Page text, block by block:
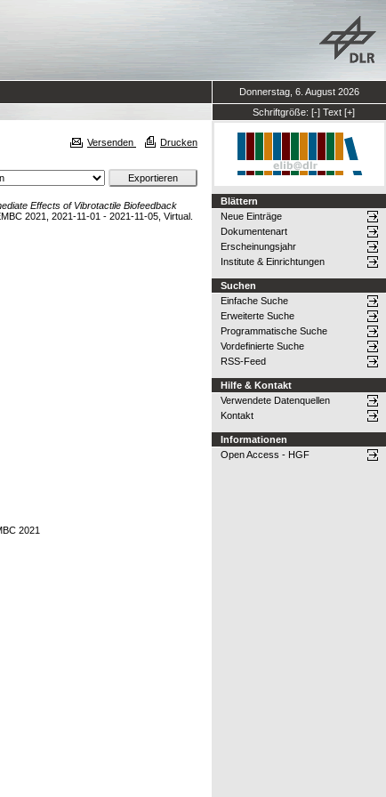
Donnerstag, 6. August 2026
Schriftgröße: [-] Text [+]
Versenden Drucken
Effects of Vibrotactile Biofeedback
2021, 2021-11-01 - 2021-11-05, Virtual.
2021
Blättern
Neue Einträge
Dokumentenart
Erscheinungsjahr
Institute & Einrichtungen
Suchen
Einfache Suche
Erweiterte Suche
Programmatische Suche
Vordefinierte Suche
RSS-Feed
Hilfe & Kontakt
Verwendete Datenquellen
Kontakt
Informationen
Open Access - HGF